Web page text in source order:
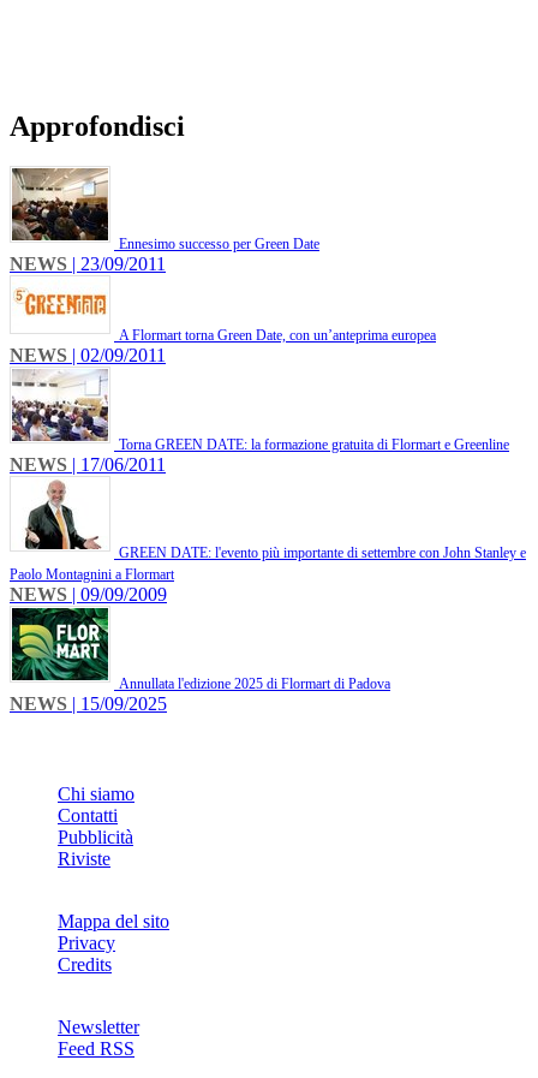
Approfondisci
Ennesimo successo per Green Date
NEWS | 23/09/2011
A Flormart torna Green Date, con un’anteprima europea
NEWS | 02/09/2011
Torna GREEN DATE: la formazione gratuita di Flormart e Greenline
NEWS | 17/06/2011
GREEN DATE: l'evento più importante di settembre con John Stanley e
Paolo Montagnini a Flormart
NEWS | 09/09/2009
Annullata l'edizione 2025 di Flormart di Padova
NEWS | 15/09/2025
Chi siamo
Contatti
Pubblicità
Riviste
Mappa del sito
Privacy
Credits
Newsletter
Feed RSS